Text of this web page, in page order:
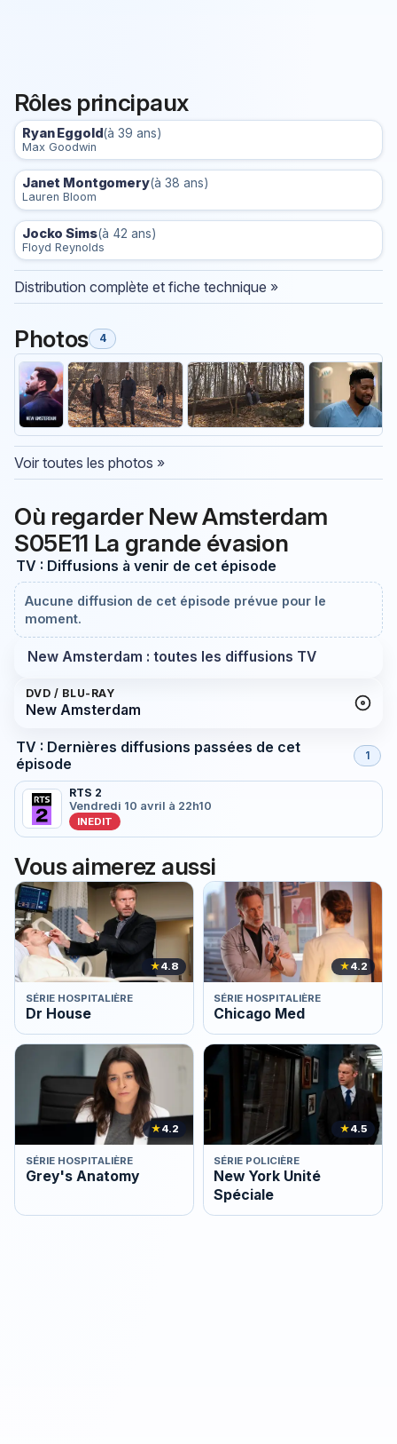
Rôles principaux
Ryan Eggold(à 39 ans)
Max Goodwin
Janet Montgomery(à 38 ans)
Lauren Bloom
Jocko Sims(à 42 ans)
Floyd Reynolds
Distribution complète et fiche technique »
Photos 4
Voir toutes les photos »
Où regarder New Amsterdam
S05E11 La grande évasion
TV : Diffusions à venir de cet épisode
Aucune diffusion de cet épisode prévue pour le
moment.
New Amsterdam : toutes les diffusions TV
DVD / BLU-RAY
New Amsterdam
TV : Dernières diffusions passées de cet
épisode
1
RTS 2
Vendredi 10 avril à 22h10
INEDIT
Vous aimerez aussi
★4.8
SÉRIE HOSPITALIÈRE
Dr House
★4.2
SÉRIE HOSPITALIÈRE
Chicago Med
★4.2
SÉRIE HOSPITALIÈRE
Grey's Anatomy
★4.5
SÉRIE POLICIÈRE
New York Unité
Spéciale